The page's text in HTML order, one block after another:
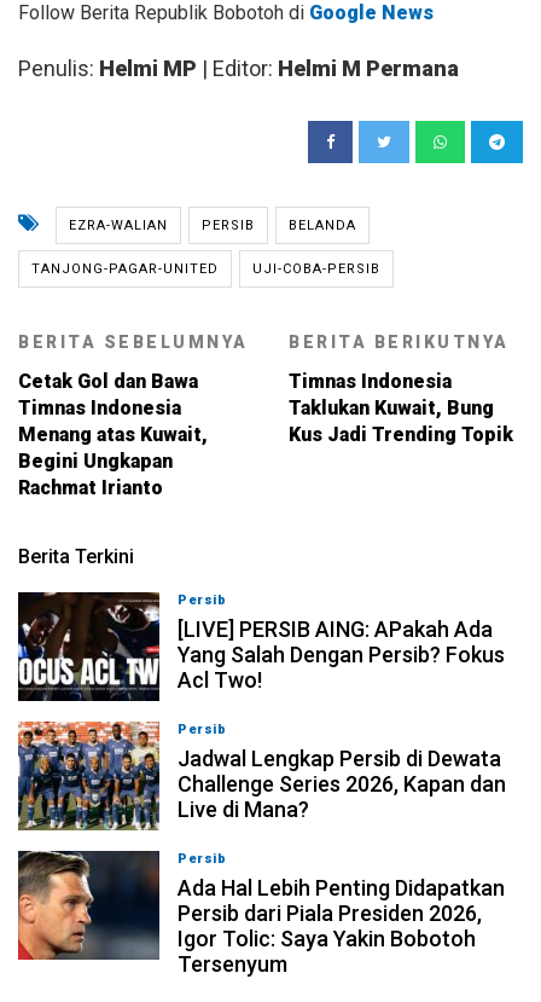
Follow Berita Republik Bobotoh di Google News
Penulis: Helmi MP | Editor: Helmi M Permana
EZRA-WALIAN PERSIB BELANDA
TANJONG-PAGAR-UNITED UJI-COBA-PERSIB
BERITA SEBELUMNYA
Cetak Gol dan Bawa
Timnas Indonesia
Menang atas Kuwait,
Begini Ungkapan
Rachmat Irianto
BERITA BERIKUTNYA
Timnas Indonesia
Taklukan Kuwait, Bung
Kus Jadi Trending Topik
Berita Terkini
Persib
[LIVE] PERSIB AING: APakah Ada
Yang Salah Dengan Persib? Fokus
Acl Two!
Persib
Jadwal Lengkap Persib di Dewata
Challenge Series 2026, Kapan dan
Live di Mana?
Persib
Ada Hal Lebih Penting Didapatkan
Persib dari Piala Presiden 2026,
Igor Tolic: Saya Yakin Bobotoh
Tersenyum